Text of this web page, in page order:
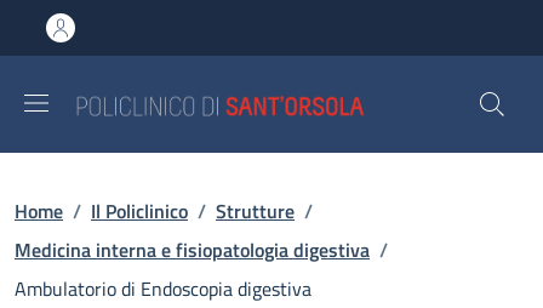
al contenuto principale
to footer content
Briciole di pane
Home / Il Policlinico / Strutture /
Medicina interna e fisiopatologia digestiva /
Ambulatorio di Endoscopia digestiva